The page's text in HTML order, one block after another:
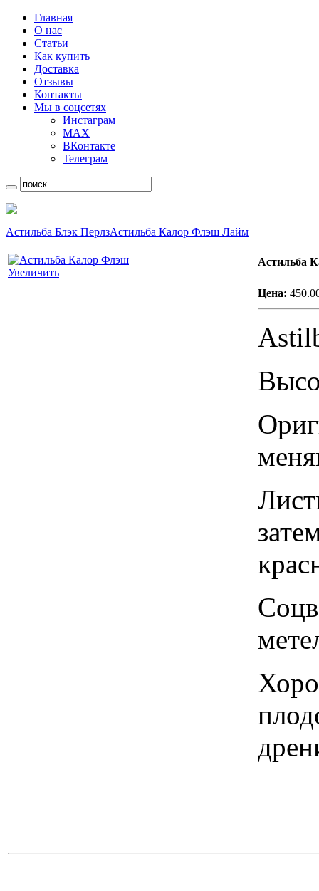
Главная
О нас
Статьи
Как купить
Доставка
Отзывы
Контакты
Мы в соцсетях
Инстаграм
MAX
ВКонтакте
Телеграм
Астильба Блэк ПерлзАстильба Калор Флэш Лайм
Увеличить
Астильба
Цена: